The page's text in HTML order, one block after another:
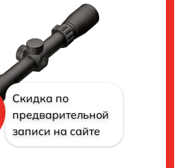
Скидка по
предварительной
записи на сайте